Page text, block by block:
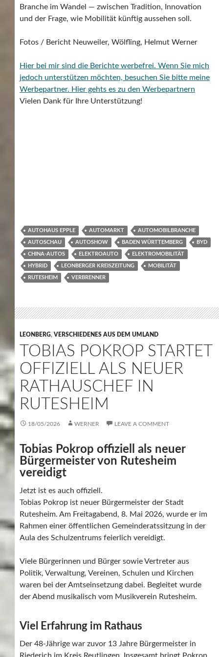
Branche im Wandel — zwischen Tradition, Innovation
und der Frage, wie Mobilität künftig aussehen soll.
Fotos / Bericht Neuweiler, Wölfling, Helmut Werner
Hier bei mir sind die Berichte werbefrei. Wenn Sie mich
jedoch unterstützen möchten, besuchen Sie bitte meine
Werbepartner. Hier gehts es zu den Werbepartnern
Vielen Dank für Ihre Unterstützung!
AUTOHAUS EPPLE AUTOMARKT AUTOMOBILBRANCHE
AUTOSCHAU AUTOSHOW BADEN WÜRTTEMBERG BYD
CHINA-AUTOS ELEKTROAUTO ELEKTROMOBILITÄT
HYBRID LEONBERGER KREISZEITUNG MOBILITÄT
RUTESHEIM VERBRENNER
LEONBERG, VERSCHIEDENES AUS DEM UMLAND
TOBIAS POKROP STARTET
OFFIZIELL ALS NEUER
RATHAUSCHEF IN
RUTESHEIM
18/05/2026 WERNER LEAVE A COMMENT
Tobias Pokrop offiziell als neuer
Bürgermeister von Rutesheim
vereidigt
Jetzt ist es auch offiziell.
Tobias Pokrop ist neuer Bürgermeister der Stadt
Rutesheim. Am Freitagabend, 8. Mai 2026, wurde er im
Rahmen einer öffentlichen Gemeinderatssitzung in der
Aula des Schulzentrums feierlich vereidigt.
Viele Bürgerinnen und Bürger sowie Vertreter aus
Politik, Verwaltung, Vereinen, Schulen und Kirchen
waren bei der Amtseinsetzung dabei. Begleitet wurde
der Abend musikalisch vom Musikverein Rutesheim.
Viel Erfahrung im Rathaus
Der 48-Jährige war zuvor 13 Jahre Bürgermeister in